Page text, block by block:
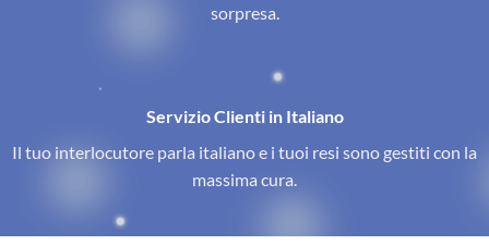
sorpresa.
Servizio Clienti in Italiano
Il tuo interlocutore parla italiano e i tuoi resi sono gestiti con la
massima cura.